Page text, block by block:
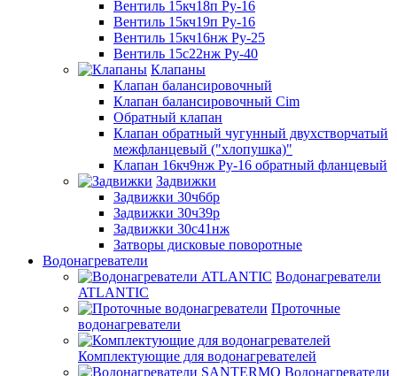
Вентиль 15кч18п Ру-16
Вентиль 15кч19п Ру-16
Вентиль 15кч16нж Ру-25
Вентиль 15с22нж Ру-40
Клапаны
Клапан балансировочный
Клапан балансировочный Cim
Обратный клапан
Клапан обратный чугунный двухстворчатый
межфланцевый ("хлопушка)"
Клапан 16кч9нж Ру-16 обратный фланцевый
Задвижки
Задвижки 30ч6бр
Задвижки 30ч39р
Задвижки 30с41нж
Затворы дисковые поворотные
Водонагреватели
Водонагреватели
ATLANTIC
Проточные
водонагреватели
Комплектующие для водонагревателей
Водонагреватели